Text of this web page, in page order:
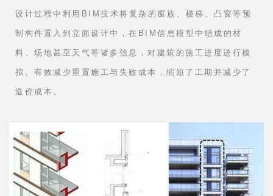
⊙石材选样
BIM技术与成本控制
设计过程中利用BIM技术将复杂的窗族、楼梯、凸窗等预
制构件置入到立面设计中，在BIM信息模型中结成的材